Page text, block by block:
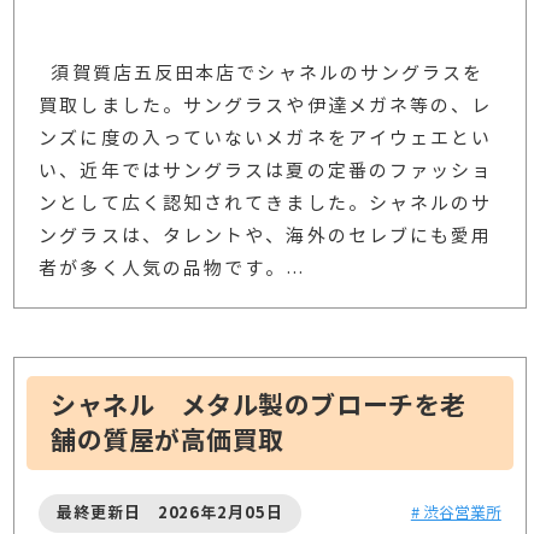
須賀質店五反田本店でシャネルのサングラスを
買取しました。サングラスや伊達メガネ等の、レ
ンズに度の入っていないメガネをアイウェエとい
い、近年ではサングラスは夏の定番のファッショ
ンとして広く認知されてきました。シャネルのサ
ングラスは、タレントや、海外のセレブにも愛用
者が多く人気の品物です。 …
シャネル メタル製のブローチを老
舗の質屋が高価買取
最終更新日 2026年2月05日 # 渋谷営業所